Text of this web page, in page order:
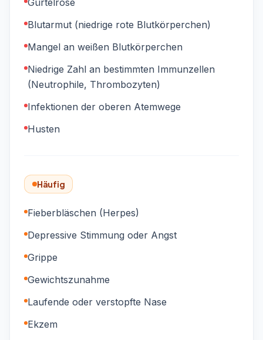
Gürtelrose
Blutarmut (niedrige rote Blutkörperchen)
Mangel an weißen Blutkörperchen
Niedrige Zahl an bestimmten Immunzellen
(Neutrophile, Thrombozyten)
Infektionen der oberen Atemwege
Husten
Häufig
Fieberbläschen (Herpes)
Depressive Stimmung oder Angst
Grippe
Gewichtszunahme
Laufende oder verstopfte Nase
Ekzem